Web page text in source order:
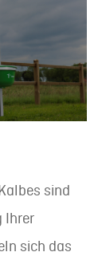
sind
Ihrer
sich das